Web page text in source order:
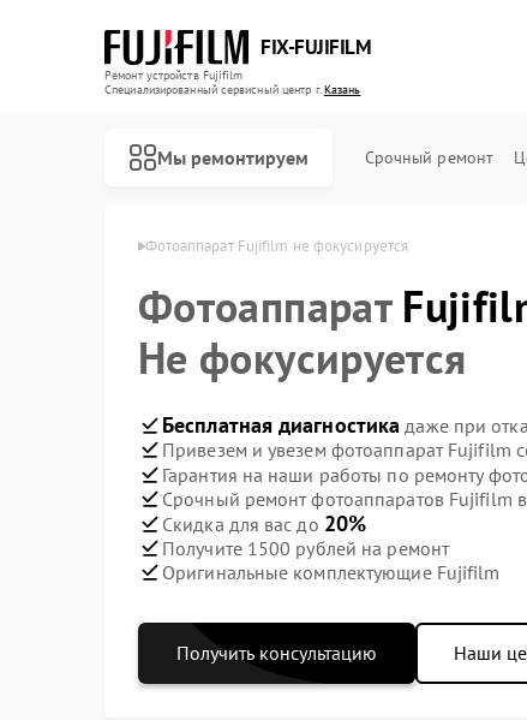
FIX-FUJIFILM
Ремонт устройств Fujifilm
Специализированный cервисный центр г.Казань
Мы ремонтируем Срочный ремонт
Фотоаппарат Fujifilm не фокусируется
Фотоаппарат
Не фокусируется
Бесплатная диагностика даже при
Привезем и увезем фотоаппарат Fujifilm
Гарантия на наши работы по ремонту
Срочный ремонт фотоаппаратов Fujifilm в
Скидка для вас до 20%
Получите 1500 рублей на ремонт
Оригинальные комплектующие Fujifilm
Получить консультацию Наши